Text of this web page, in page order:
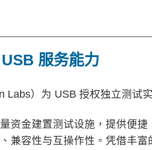
服务能力
Labs）为 USB 授权独立测试
资金建置测试设施，提供便
兼容性与互操作性。凭借丰